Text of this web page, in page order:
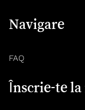
Navigare
FAQ
Înscrie-te